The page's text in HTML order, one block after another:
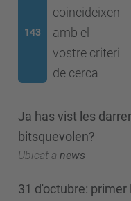
143
coincideixen
amb el
vostre criteri
de cerca
Ja has vist les
bitsquevolen?
Ubicat a news
31 d'octubre: